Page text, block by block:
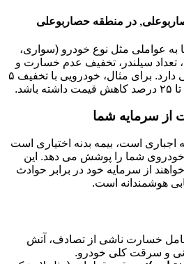
در منطقه حصاربوعلی
عواملی مثل نوع خودرو (سواری،
سیلندر، تخفیف عدم خسارت و
مدت اعتبار بیمه نامه بستگی دارد. برای مثال، خودرویی با تخفیف ۵
از سرمایه شما
است، بیمه بدنه اختیاری است
شما را پوشش می دهد. این
از سرمایه خود در برابر حوادث
هوشمندانه است.
خسارت ناشی از تصادف، آتش
و سرقت کلی خودرو.